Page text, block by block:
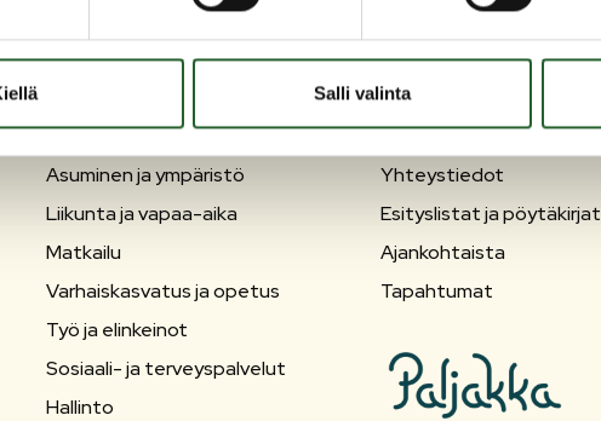
Salli valinta
Asuminen ja ympäristö
Liikunta ja vapaa-aika
Matkailu
Varhaiskasvatus ja opetus
Työ ja elinkeinot
Sosiaali- ja terveyspalvelut
Hallinto
OIKOPOLUT
Yhteystiedot
Esityslistat ja pöytäkirjat
Ajankohtaista
Tapahtumat